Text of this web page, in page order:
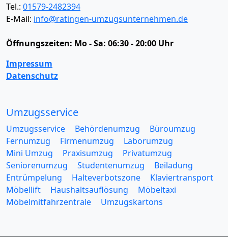
Tel.: 01579-2482394
E-Mail: info@ratingen-umzugsunternehmen.de
Öffnungszeiten: Mo - Sa: 06:30 - 20:00 Uhr
Impressum
Datenschutz
Umzugsservice
Umzugsservice Behördenumzug
Büroumzug
Fernumzug
Firmenumzug
Laborumzug
Mini Umzug
Praxisumzug
Privatumzug
Seniorenumzug
Studentenumzug
Beiladung
Entrümpelung
Halteverbotszone
Klaviertransport
Möbellift
Haushaltsauflösung
Möbeltaxi
Möbelmitfahrzentrale
Umzugskartons